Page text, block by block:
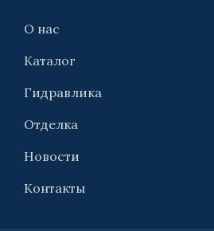
О нас
Каталог
Гидравлика
Отделка
Новости
Контакты